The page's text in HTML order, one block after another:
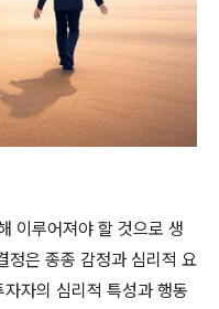
이루어져야 할 것으로 생
정은 종종 감정과 심리적 요
자의 심리적 특성과 행동